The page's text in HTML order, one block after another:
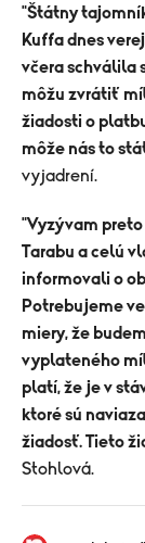
"Štátny
Kuffa dnes
včera schválila
môžu zvrátiť
žiadosti o
môže nás to
vyjadrení.
"Vyzývam
Tarabu a celú
informovali o
Potrebujeme
miery, že
vyplateného
platí, že je v
ktoré sú
žiadosť. Tieto
Stohlová.